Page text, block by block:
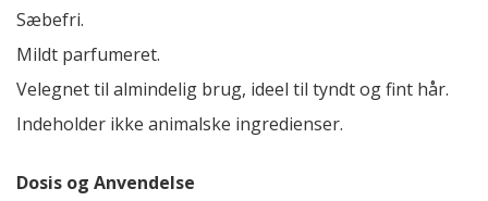
Sæbefri.
Mildt parfumeret.
Velegnet til almindelig brug, ideel til tyndt og fint hår.
Indeholder ikke animalske ingredienser.
Dosis og Anvendelse